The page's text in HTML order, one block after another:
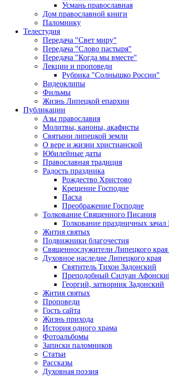
Усмань православная
Дом православной книги
Паломнику
Телестудия
Передача "Свет миру"
Передача "Слово пастыря"
Передача "Когда мы вместе"
Лекции и проповеди
Рубрика "Солнышко России"
Видеоклипы
Фильмы
Жизнь Липецкой епархии
Публикации
Азы православия
Молитвы, каноны, акафисты
Святыни липецкой земли
О вере и жизни христианской
Юбилейные даты
Православная традиция
Радость праздника
Рождество Христово
Крещение Господне
Пасха
Преображение Господне
Толкование Священного Писания
Толкование праздничных
Жития святых
Подвижники благочестия
Священнослужители Липецкого
Духовное наследие Липецкого края
Святитель Тихон Задонский
Преподобный Силуан
Георгий, затворник Задонский
Жития святых
Проповеди
Гость сайта
Жизнь прихода
История одного храма
Фотоальбомы
Записки паломников
Статьи
Рассказы
Духовная поэзия